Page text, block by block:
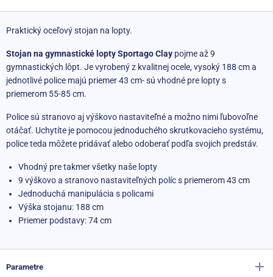
Praktický oceľový stojan na lopty.
Stojan na gymnastické lopty Sportago Clay pojme až 9
gymnastických lôpt. Je vyrobený z kvalitnej ocele, vysoký 188 cm a
jednotlivé police majú priemer 43 cm- sú vhodné pre lopty s
priemerom 55-85 cm.
Police sú stranovo aj výškovo nastaviteľné a možno nimi ľubovoľne
otáčať. Uchytíte je pomocou jednoduchého skrutkovacieho systému,
police teda môžete pridávať alebo odoberať podľa svojich predstáv.
Vhodný pre takmer všetky naše lopty
9 výškovo a stranovo nastaviteľných políc s priemerom 43 cm
Jednoduchá manipulácia s policami
Výška stojanu: 188 cm
Priemer podstavy: 74 cm
Parametre